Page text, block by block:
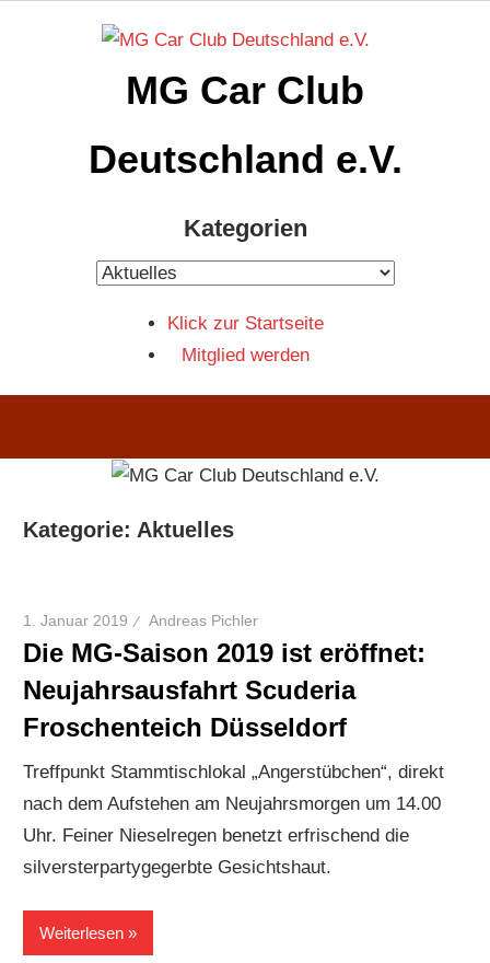
MG Car Club
Deutschland e.V.
Kategorien
Kategorien
Klick zur Startseite
Mitglied werden
Kategorie: Aktuelles
1. Januar 2019 Andreas Pichler
Die MG-Saison 2019 ist eröffnet:
Neujahrsausfahrt Scuderia
Froschenteich Düsseldorf
Treffpunkt Stammtischlokal „Angerstübchen“, direkt
nach dem Aufstehen am Neujahrsmorgen um 14.00
Uhr. Feiner Nieselregen benetzt erfrischend die
silversterpartygegerbte Gesichtshaut.
Weiterlesen